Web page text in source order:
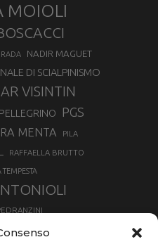
MOIOLI
NADIR MAGUET
DI SCIALPINISMO
VISINTIN
PELLEGRINO PGS
MENTA PILA
RAFFAELLA BRUTTO